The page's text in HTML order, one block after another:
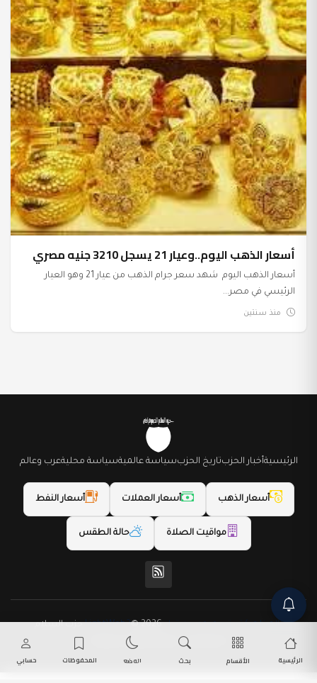
أسعار الذهب اليوم..وعيار 21 يسجل 3210 جنيه مصري
أسعار الذهب اليوم شهد سعر جرام الذهب من عيار 21 وهو العيار
الرئيسي في مصر...
منذ سنتين
الرئيسيةأخبار الحزبتاريخ الحزبسياسة عالميةسياسة محليةعرب وعالم
أسعار الذهب أسعار العملات أسعار النفط
مواقيت الصلاة حالة الطقس
(المظهر) تم تصميمه من قِبل LightWeb2
© 2026 حزب السلام
الديمقراطي. جميع الحقوق محفوظة.
الرئيسية الأقسام بحث الوضع المحفوظات حسابي